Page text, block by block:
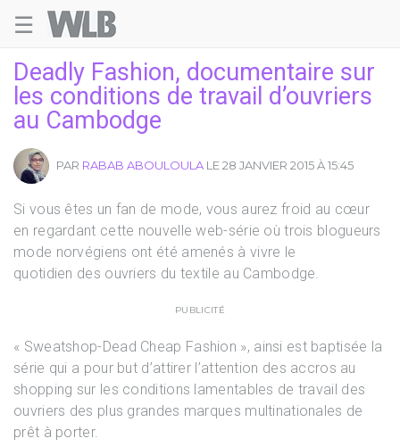
☰
Deadly Fashion, documentaire sur
les conditions de travail d’ouvriers
au Cambodge
PAR RABAB ABOULOULA LE 28 JANVIER 2015 À 15:45
Si vous êtes un fan de mode, vous aurez froid au cœur
en regardant cette nouvelle web-série où trois blogueurs
mode norvégiens ont été amenés à vivre le
quotidien des ouvriers du textile au Cambodge.
PUBLICITÉ
« Sweatshop-Dead Cheap Fashion », ainsi est baptisée la
série qui a pour but d’attirer l’attention des accros au
shopping sur les conditions lamentables de travail des
ouvriers des plus grandes marques multinationales de
prêt à porter.